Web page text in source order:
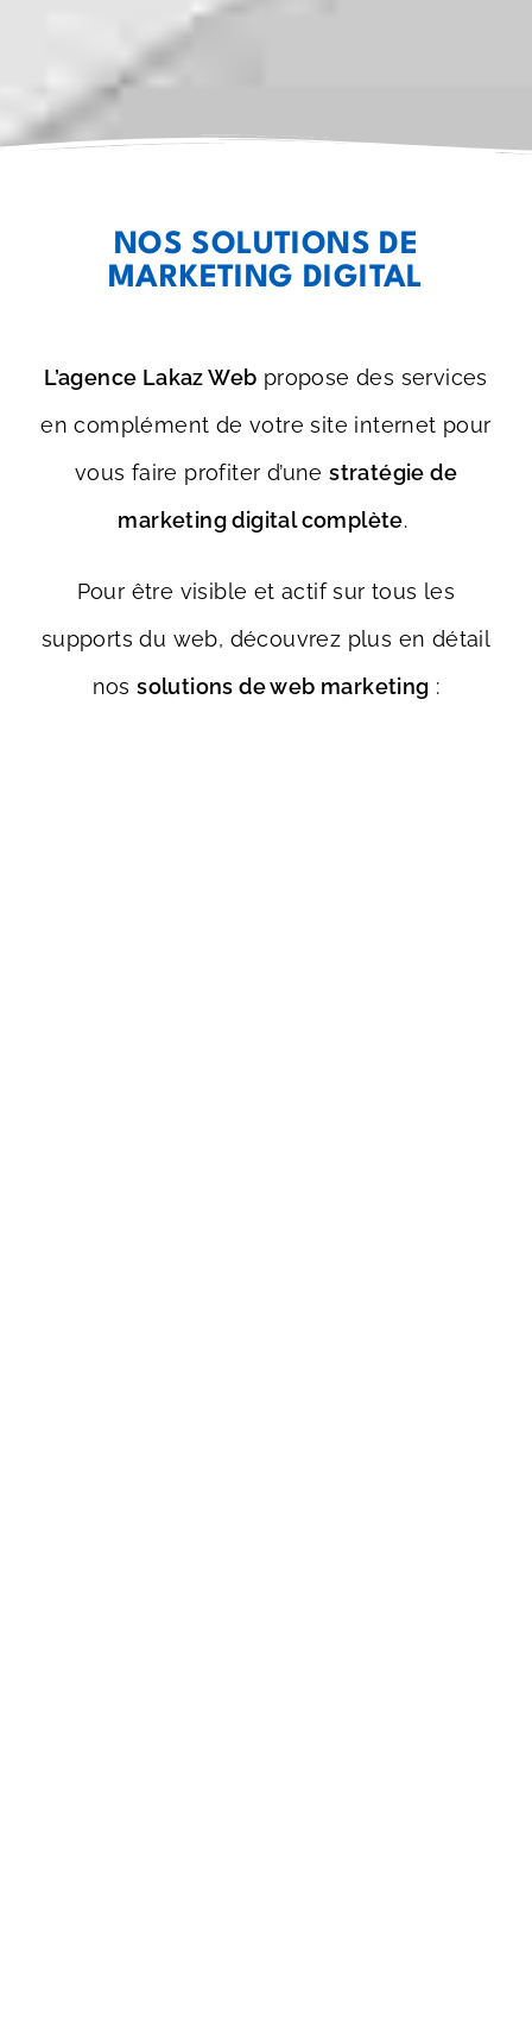
NOS SOLUTIONS DE
MARKETING DIGITAL
L’agence Lakaz Web propose des services
en complément de votre site internet pour
vous faire profiter d’unestratégie de
marketing digital complète.
Pour être visible et actif sur tous les
supports du web, découvrez plus en détail
nossolutions de web marketing :